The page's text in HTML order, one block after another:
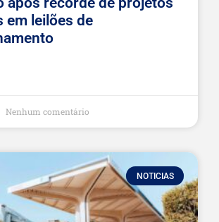
em leilões de
Nenhum comentário
NOTICIAS